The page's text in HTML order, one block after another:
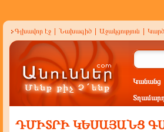
Գլխավոր էջ Նախագիծ Աջակցություն
Կանանց
ԴՄԻՏՐԻ ԿԵՍԱՅԱՆՑ